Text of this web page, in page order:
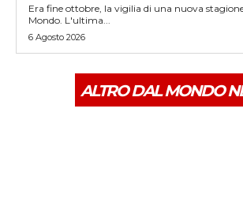
Era fine ottobre, la vigilia di una nuova
Mondo. L'ultima...
6 Agosto 2026
ALTRO DAL MONDO